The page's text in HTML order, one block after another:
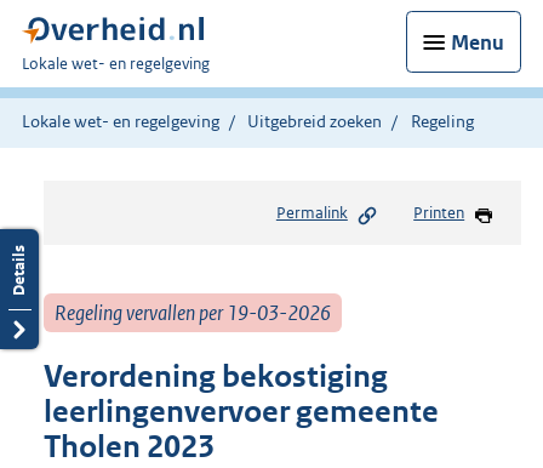
Menu
U
bent
hier:
Lokale wet- en regelgeving
Lokale wet- en regelgeving Uitgebreid zoeken Regeling
Permalink Printen
Regeling vervallen per 19-03-2026
Verordening bekostiging
leerlingenvervoer gemeente
Tholen 2023